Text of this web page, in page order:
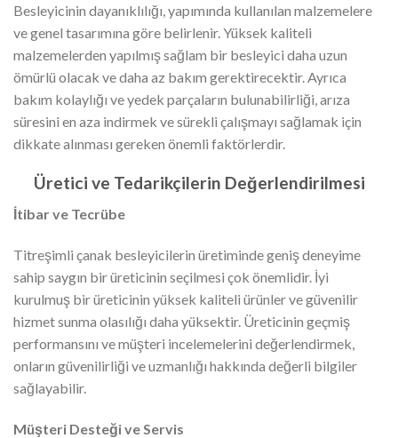
Besleyicinin dayanıklılığı, yapımında kullanılan malzemelere
ve genel tasarımına göre belirlenir. Yüksek kaliteli
malzemelerden yapılmış sağlam bir besleyici daha uzun
ömürlü olacak ve daha az bakım gerektirecektir. Ayrıca
bakım kolaylığı ve yedek parçaların bulunabilirliği, arıza
süresini en aza indirmek ve sürekli çalışmayı sağlamak için
dikkate alınması gereken önemli faktörlerdir.
Üretici ve Tedarikçilerin Değerlendirilmesi
İtibar ve Tecrübe
Titreşimli çanak besleyicilerin üretiminde geniş deneyime
sahip saygın bir üreticinin seçilmesi çok önemlidir. İyi
kurulmuş bir üreticinin yüksek kaliteli ürünler ve güvenilir
hizmet sunma olasılığı daha yüksektir. Üreticinin geçmiş
performansını ve müşteri incelemelerini değerlendirmek,
onların güvenilirliği ve uzmanlığı hakkında değerli bilgiler
sağlayabilir.
Müşteri Desteği ve Servis